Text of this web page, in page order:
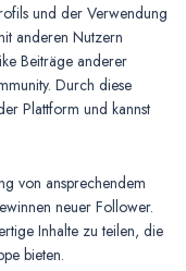
und der Verwendung
anderen Nutzern
Beiträge anderer
Durch diese
Plattform und kannst
von ansprechendem
neuer Follower.
Inhalte zu teilen, die
bieten.